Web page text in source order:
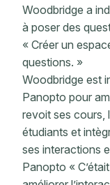
Woodbridge a
à poser des
« Créer un
questions. »
Woodbridge est
Panopto pour
revoit ses cours,
étudiants et
ses interactions
Panopto «